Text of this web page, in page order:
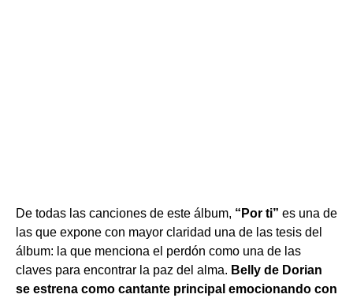
De todas las canciones de este álbum, “Por ti” es una de
las que expone con mayor claridad una de las tesis del
álbum: la que menciona el perdón como una de las
claves para encontrar la paz del alma. Belly de Dorian
se estrena como cantante principal emocionando con